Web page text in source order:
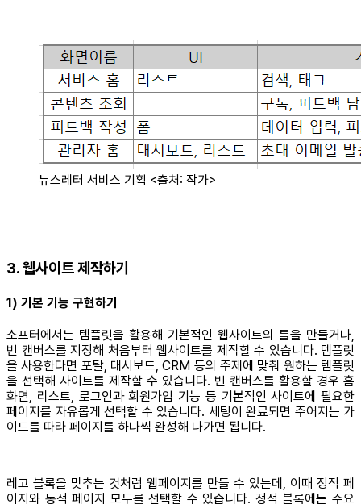
뉴스레터 서비스 기획 <출처: 작가>
3. 웹사이트 제작하기
1) 기본 기능 구현하기
소프터에서는 템플릿을 활용해 기본적인 웹사이트의 틀을 만들거나,
빈 캔버스를 지정해 처음부터 웹사이트를 제작할 수 있습니다. 템플릿
을 사용한다면 포탈, 대시보드, CRM 등의 주제에 맞춰 원하는 템플릿
을 선택해 사이트를 제작할 수 있습니다. 빈 캔버스를 활용할 경우 홈
화면, 리스트, 로그인과 회원가입 기능 등 기본적인 사이트에 필요한
페이지를 자유롭게 선택할 수 있습니다. 세팅이 완료되면 주어지는 가
이드를 따라 페이지를 하나씩 완성해 나가면 됩니다.
레고 블록을 맞추는 것처럼 웹페이지를 만들 수 있는데, 이때 정적 페
이지와 동적 페이지 모두를 선택할 수 있습니다. 정적 블록에는 주요